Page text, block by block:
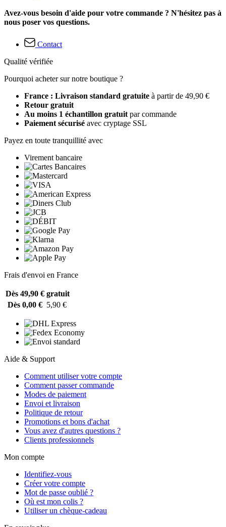
Avez-vous besoin d'aide pour votre commande ? N'hésitez pas à
nous poser vos questions.
Contact
Qualité vérifiée
Pourquoi acheter sur notre boutique ?
France : Livraison standard gratuite à partir de 49,90 €
Retour gratuit
Au moins 1 échantillon gratuit par commande
Paiement sécurisé avec cryptage SSL
Payez en toute tranquillité avec
Virement bancaire
Frais d'envoi en France
Dès 49,90 € gratuit
Dès 0,00 € 5,90 €
Aide & Support
Comment utiliser votre compte
Comment passer commande
Modes de paiement
Envoi et livraison
Politique de retour
Promotions et bons d'achat
Vous avez d'autres questions ?
Clients professionnels
Mon compte
Identifiez-vous
Créer votre compte
Mot de passe oublié ?
Où est mon colis ?
Utiliser un chèque-cadeau